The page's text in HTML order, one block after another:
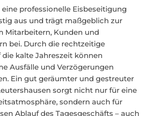
professionelle Eisbeseitigung
aus und trägt maßgeblich zur
Mitarbeitern, Kunden und
bei. Durch die rechtzeitige
kalte Jahreszeit können
Ausfälle und Verzögerungen
Ein gut geräumter und gestreuter
sorgt nicht nur für eine
sondern auch für
Ablauf des Tagesgeschäfts – auch